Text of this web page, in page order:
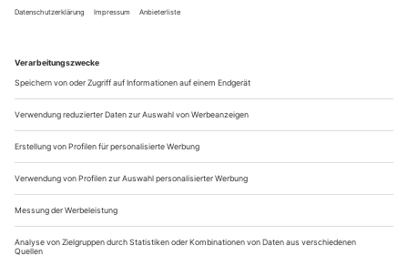
Die Schulen
Klang. Der Körper im Raum – ausgestellt in Pose, Bewegung,
Tanz. Seine Enthüllung, Maskierung, Deformation oder
Vervielfältigung im Film. So zitieren sie ironisch aus dem
Performance-Einmaleins, die ersten Abgänger von Gabriele
Kleins MA-Studiengang Performance Studies an der
Universität Hamburg bei der...
Fabienne Berger mit «Elle(s)»
Lausanne